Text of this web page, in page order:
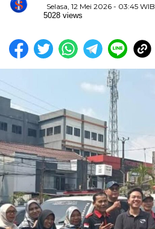
Selasa, 12 Mei 2026 - 03:45 WIB
5028 views